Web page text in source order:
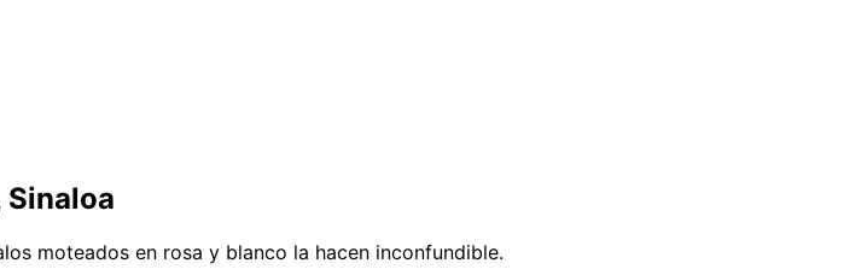
Sinaloa
moteados en rosa y blanco la hacen inconfundible.